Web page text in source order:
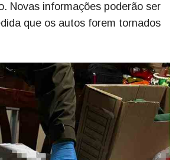
Novas informações poderão ser
que os autos forem tornados